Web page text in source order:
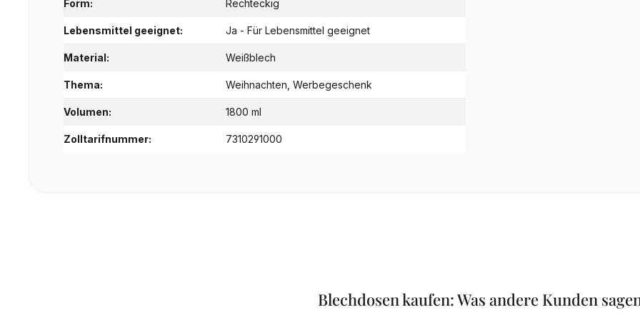
Form: Rechteckig
Lebensmittel geeignet: Ja - Für Lebensmittel geeignet
Material: Weißblech
Thema: Weihnachten, Werbegeschenk
Volumen: 1800 ml
Zolltarifnummer: 7310291000
Blechdosen kaufen: Was andere Kunden